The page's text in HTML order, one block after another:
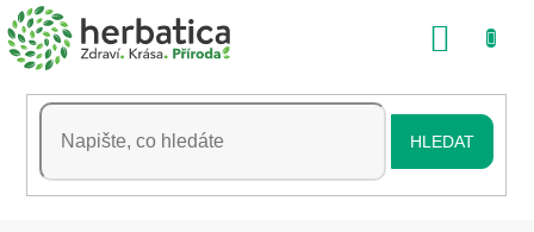
Přejít
na
obsah
HLEDAT